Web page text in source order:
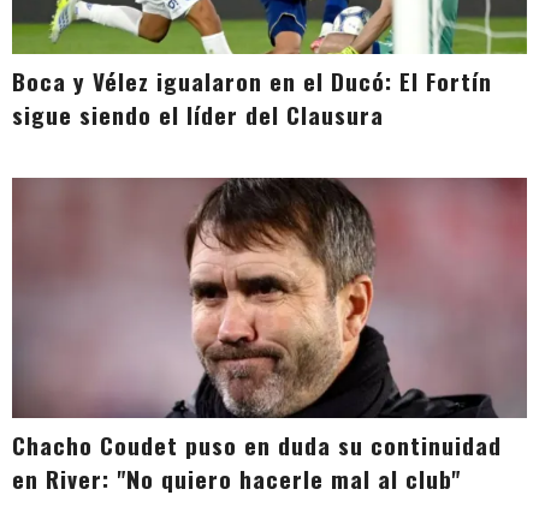
Boca y Vélez igualaron en el Ducó: El Fortín
sigue siendo el líder del Clausura
Chacho Coudet puso en duda su continuidad
en River: "No quiero hacerle mal al club"